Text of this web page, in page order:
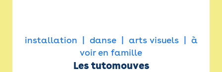
installation danse arts visuels
à
voir en famille
Les tutomouves